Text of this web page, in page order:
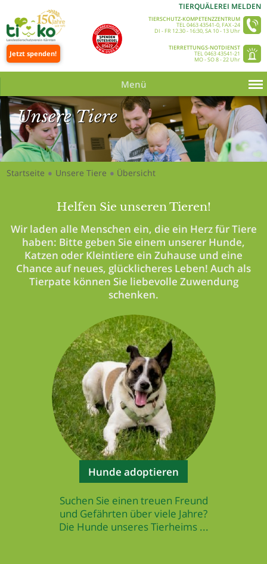
Jetzt spenden!
TIERQUÄLEREI MELDEN
TIERSCHUTZ-KOMPETENZZENTRUM
TEL 0463 43541-0, FAX -24
DI - FR 12.30 - 16:30, SA 10 - 13 Uhr
TIERRETTUNGS-NOTDIENST
TEL 0463 43541-21
MO - SO 8 - 22 Uhr
Menü
Unsere Tiere
Startseite ● Unsere Tiere ● Übersicht
Helfen Sie unseren Tieren!
Wir laden alle Menschen ein, die ein Herz für Tiere
haben: Bitte geben Sie einem unserer Hunde,
Katzen oder Kleintiere ein Zuhause und eine
Chance auf neues, glücklicheres Leben! Auch als
Tierpate können Sie liebevolle Zuwendung
schenken.
Hunde adoptieren
Suchen Sie einen treuen Freund
und Gefährten über viele Jahre?
Die Hunde unseres Tierheims ...